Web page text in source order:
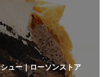
ュー｜ローソンストア